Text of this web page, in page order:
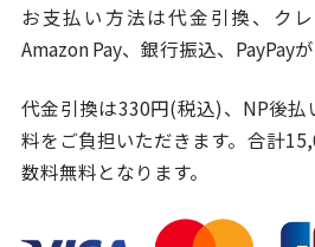
お支払い方法は代金引換、クレ
Amazon Pay、銀行振込、PayPay
代金引換は330円(税込)、NP後
料をご負担いただきます。合計
数料無料となります。